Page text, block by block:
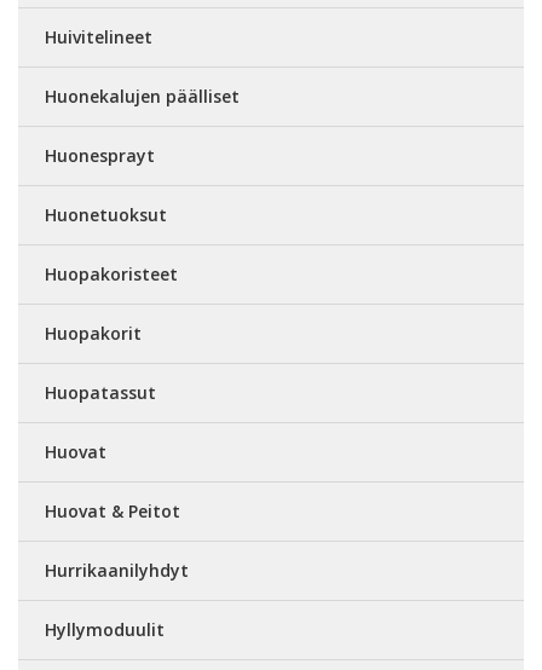
Huivitelineet
Huonekalujen päälliset
Huonesprayt
Huonetuoksut
Huopakoristeet
Huopakorit
Huopatassut
Huovat
Huovat & Peitot
Hurrikaanilyhdyt
Hyllymoduulit